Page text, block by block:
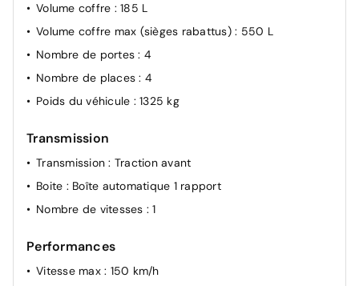
Volume coffre : 185 L
Volume coffre max (sièges rabattus) : 550 L
Nombre de portes: 4
Nombre de places: 4
Poids du véhicule : 1325 kg
Transmission
Transmission: Traction avant
Boite : Boîte automatique 1 rapport
Nombre de vitesses : 1
Performances
Vitesse max : 150 km/h